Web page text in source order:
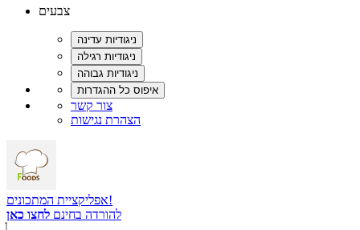
צבעים
צור קשר
הצהרת נגישות
אפליקציית המתכונים!
להורדה בחינם לחצו כאן